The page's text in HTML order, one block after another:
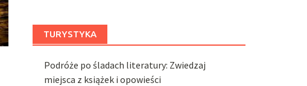
TURYSTYKA
Podróże po śladach literatury: Zwiedzaj
miejsca z książek i opowieści